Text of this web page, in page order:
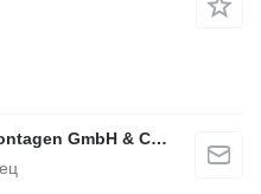
EGC Parts Baumaschinen Demontagen GmbH & Co. KG